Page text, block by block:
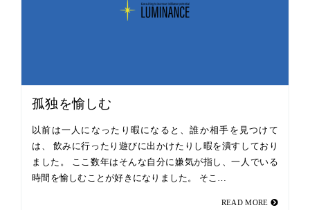
孤独を愉しむ
以前は一人になったり暇になると、誰か相手を見つけて
は、 飲みに行ったり遊びに出かけたりし暇を潰すしており
ました。 ここ数年はそんな自分に嫌気が指し、一人でいる
時間を愉しむことが好きになりました。 そこ…
READ MORE